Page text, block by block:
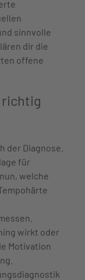
sinnvolle
dir die
offene
richtig
der Diagnose.
für
welche
wirkt oder
Motivation